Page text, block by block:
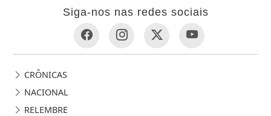
Siga-nos nas redes sociais
CRÔNICAS
NACIONAL
RELEMBRE